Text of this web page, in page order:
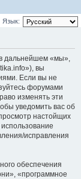
Язык:
дальнейшем «мы»,
вы
Если вы не
форумами
изменять эти
уведомить вас об
настойщих
исправления
обеспечения
«программное